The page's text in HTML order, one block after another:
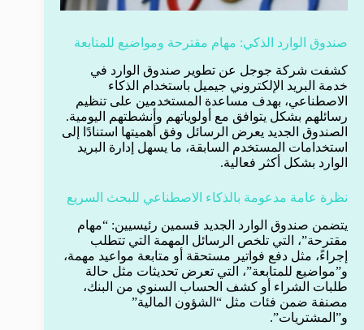
صندوق الوارد الذكي: مهام مقترحة ومواضيع للمتابعة
كشفت شركة جوجل عن تطوير صندوق الوارد في
خدمة البريد الإلكتروني جيميل باستخدام الذكاء
الاصطناعي، بهدف مساعدة المستخدمين على تنظيم
رسائلهم بشكل يتوافق مع أولوياتهم وأنشطتهم اليومية.
الصندوق الجديد يعرض الرسائل وفق أهميتها استنادًا إلى
استخدامات المستخدم السابقة، ما يسهل إدارة البريد
الوارد بشكل أكثر فعالية.
نظرة عامة مدعومة بالذكاء الاصطناعي للبحث السريع
يتضمن صندوق الوارد الجديد قسمين رئيسيين: “مهام
مقترحة”، التي تلخص الرسائل المهمة التي تتطلب
إجراءً، مثل دفع فواتير مستحقة أو متابعة مواعيد مهمة،
و”مواضيع للمتابعة”، التي تعرض تحديثات مثل حالة
طلبات الشراء أو كشف الحساب السنوي من البنك،
مصنفة ضمن فئات مثل “الشؤون المالية”
و”المشتريات”.